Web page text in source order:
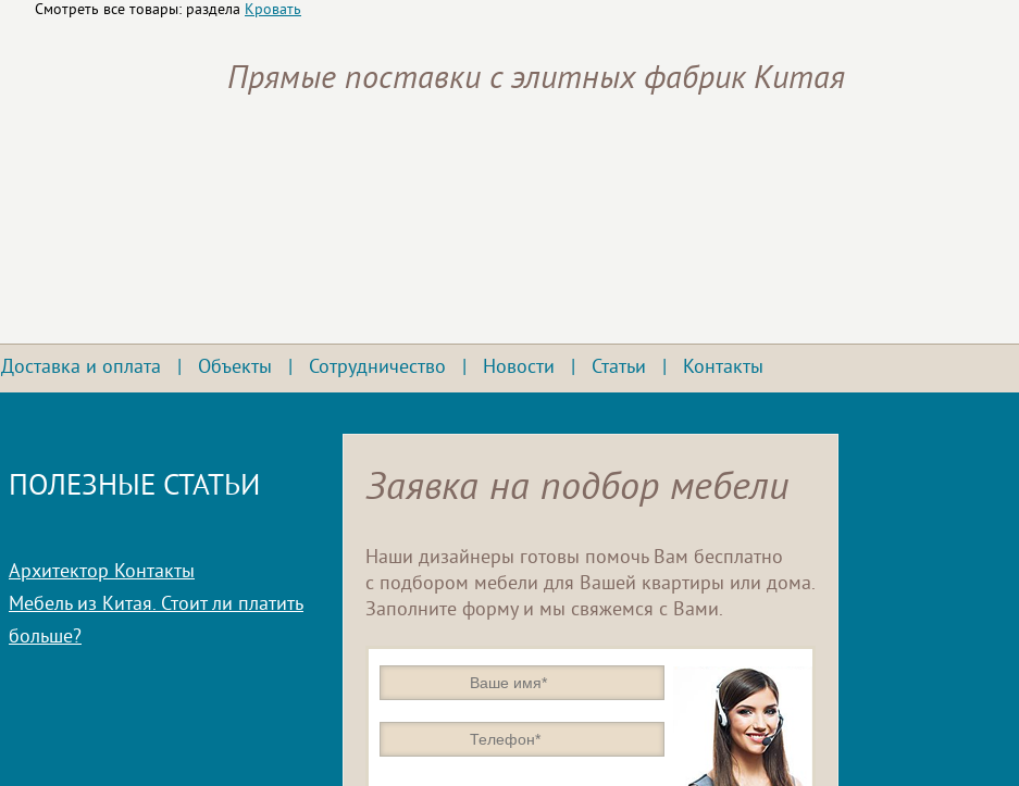
Смотреть все товары: раздела Кровать
Прямые поставки с элитных фабрик Китая
Доставка и оплата Объекты Сотрудничество Новости Статьи Контакты
ПОЛЕЗНЫЕ СТАТЬИ
Архитектор Контакты
Мебель из Китая. Стоит ли платить
больше?
Заявка на подбор мебели
Наши дизайнеры готовы помочь Вам бесплатно
с подбором мебели для Вашей квартиры или дома.
Заполните форму и мы свяжемся с Вами.